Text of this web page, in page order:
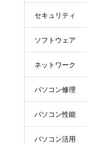
セキュリティ
ソフトウェア
ネットワーク
パソコン修理
パソコン性能
パソコン活用